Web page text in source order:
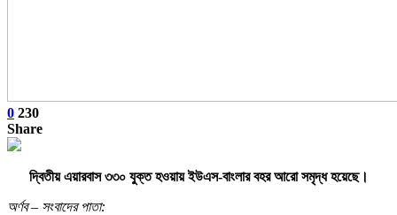
0 230
Share
দ্বিতীয় এয়ারবাস ৩৩০ যুক্ত হওয়ায় ইউএস-বাংলার বহর আরো সমৃদ্ধ হয়েছে।
অর্ণব – সংবাদের পাতা: